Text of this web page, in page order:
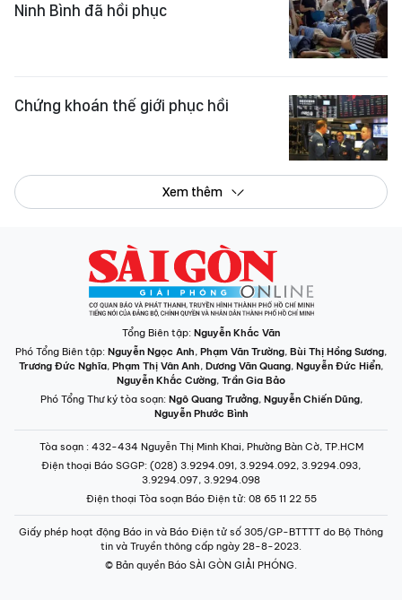
Ninh Bình đã hồi phục
Chứng khoán thế giới phục hồi
Xem thêm
Tổng Biên tập: Nguyễn Khắc Văn
Phó Tổng Biên tập: Nguyễn Ngọc Anh, Phạm Văn Trường, Bùi Thị Hồng Sương,
Trương Đức Nghĩa, Phạm Thị Vân Anh, Dương Văn Quang, Nguyễn Đức Hiển,
Nguyễn Khắc Cường, Trần Gia Bảo
Phó Tổng Thư ký tòa soạn: Ngô Quang Trưởng, Nguyễn Chiến Dũng,
Nguyễn Phước Bình
Tòa soạn : 432-434 Nguyễn Thị Minh Khai, Phường Bàn Cờ, TP.HCM
Điện thoại Báo SGGP: (028) 3.9294.091, 3.9294.092, 3.9294.093,
3.9294.097, 3.9294.098
Điện thoại Tòa soạn Báo Điện tử: 08 65 11 22 55
Giấy phép hoạt động Báo in và Báo Điện tử số 305/GP-BTTTT do Bộ Thông
tin và Truyền thông cấp ngày 28-8-2023.
© Bản quyền Báo SÀI GÒN GIẢI PHÓNG.